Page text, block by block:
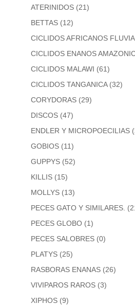
ATERINIDOS (21)
BETTAS (12)
CICLIDOS AFRICANOS
CICLIDOS ENANOS
CICLIDOS MALAWI (61)
CICLIDOS TANGANICA (32)
CORYDORAS (29)
DISCOS (47)
ENDLER Y MICROPOECILIAS
GOBIOS (11)
GUPPYS (52)
KILLIS (15)
MOLLYS (13)
PECES GATO Y SIMILARES.
PECES GLOBO (1)
PECES SALOBRES (0)
PLATYS (25)
RASBORAS ENANAS (26)
VIVIPAROS RAROS (3)
XIPHOS (9)